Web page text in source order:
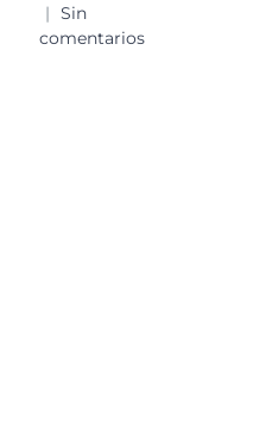
| Sin
comentarios